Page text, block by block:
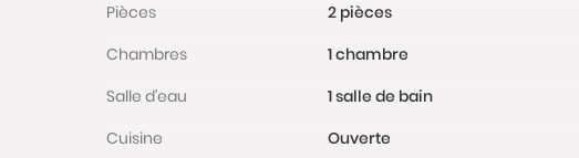
Pièces
2 pièces
Chambres
1 chambre
Salle d'eau
1 salle de bain
Cuisine
Ouverte